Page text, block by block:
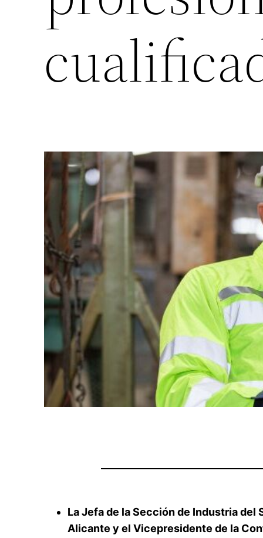
La Jefa de la Sección de Industria
Alicante y el Vicepresidente de la